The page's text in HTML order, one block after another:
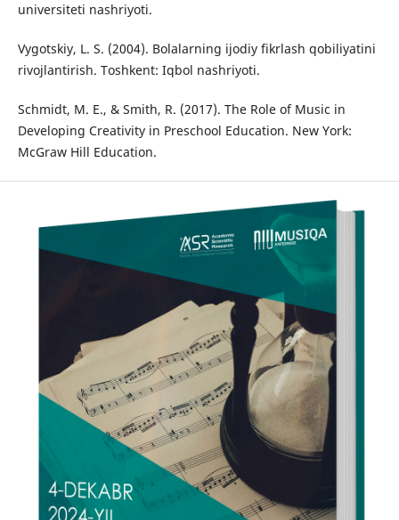
universiteti nashriyoti.
Vygotskiy, L. S. (2004). Bolalarning ijodiy fikrlash qobiliyatini
rivojlantirish. Toshkent: Iqbol nashriyoti.
Schmidt, M. E., & Smith, R. (2017). The Role of Music in
Developing Creativity in Preschool Education. New York:
McGraw Hill Education.